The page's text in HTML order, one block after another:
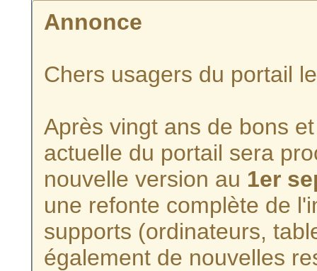
Annonce
Chers usagers du portail
Après vingt ans de bons
actuelle du portail sera
nouvelle version au 1er
une refonte complète de
supports (ordinateurs,
également de nouvelles